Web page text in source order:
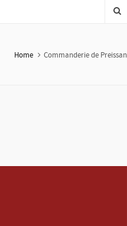
Home Commanderie de Preissan